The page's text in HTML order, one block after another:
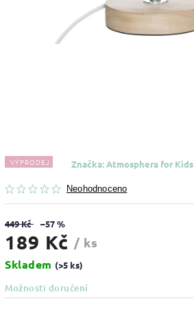
VÝPRODEJ
Neohodnoceno
Značka:Atmosphera for Kids
449 Kč –57 %
189 Kč / ks
Skladem (>5 ks)
Možnosti doručení